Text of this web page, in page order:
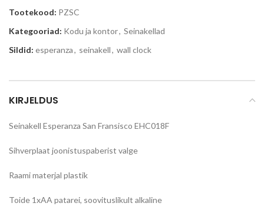
Tootekood: PZSC
Kategooriad: Kodu ja kontor, Seinakellad
Sildid: esperanza, seinakell, wall clock
KIRJELDUS
Seinakell Esperanza San Fransisco EHC018F
Sihverplaat joonistuspaberist valge
Raami materjal plastik
Toide 1xAA patarei, soovituslikult alkaline